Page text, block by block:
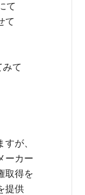
て
て
みて
が、
ーカー
取得を
提供